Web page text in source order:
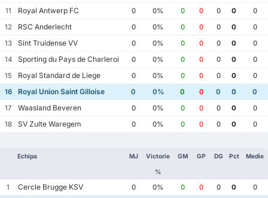
11
Royal Antwerp FC 0 0% 0 0 0 0
0
12
RSC Anderlecht 0 0% 0 0 0 0
0
13
Sint Truidense VV 0 0% 0 0 0 0
0
14
Sporting du Pays de Charleroi 0 0% 0 0 0 0
0
15
Royal Standard de Liege 0 0% 0 0 0 0
0
16
Royal Union Saint Gilloise 0 0% 0 0 0 0
0
17
Waasland Beveren 0 0% 0 0 0 0
0
18
SV Zulte Waregem 0 0% 0 0 0 0 0
Echipa MJ Victorie
%
GM GP DG Pct Medie
1 Cercle Brugge KSV 0 0% 0 0 0 0
0